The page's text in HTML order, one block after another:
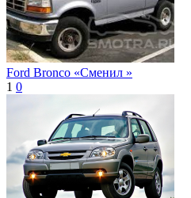
Ford Bronco «Сменил »
1 0